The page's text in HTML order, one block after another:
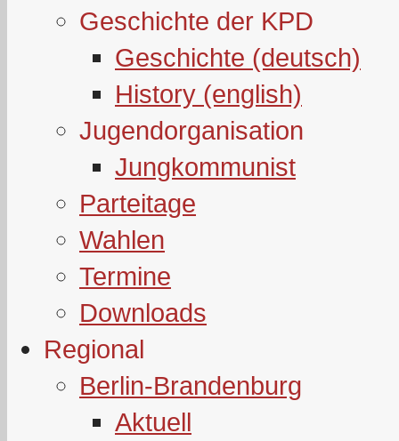
Geschichte der KPD
Geschichte (deutsch)
History (english)
Jugendorganisation
Jungkommunist
Parteitage
Wahlen
Termine
Downloads
Regional
Berlin-Brandenburg
Aktuell